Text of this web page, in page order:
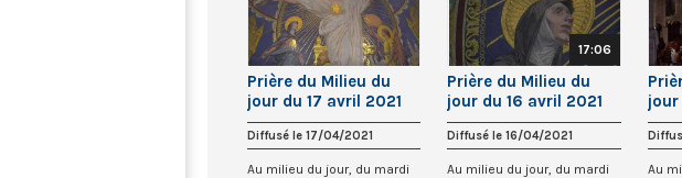
Prière du Milieu du
jour du 17 avril 2021
des Bénédictines du
Sacré-Coeur de
Montmartre
Diffusé le 17/04/2021
Au milieu du jour, du mardi
17:06
Prière du Milieu du
jour du 16 avril 2021
des Bénédictines du
Sacré-Coeur de
Montmartre
Diffusé le 16/04/2021
Au milieu du jour, du mardi
jour
des
Au